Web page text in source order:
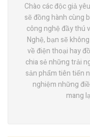
Chào các độc giả
sẽ đồng hành cùng
công nghệ đầy thú
Nghệ, bạn sẽ
về điện thoại hay
chia sẻ những trải
sản phẩm tiên tiến
nghiệm những
mang